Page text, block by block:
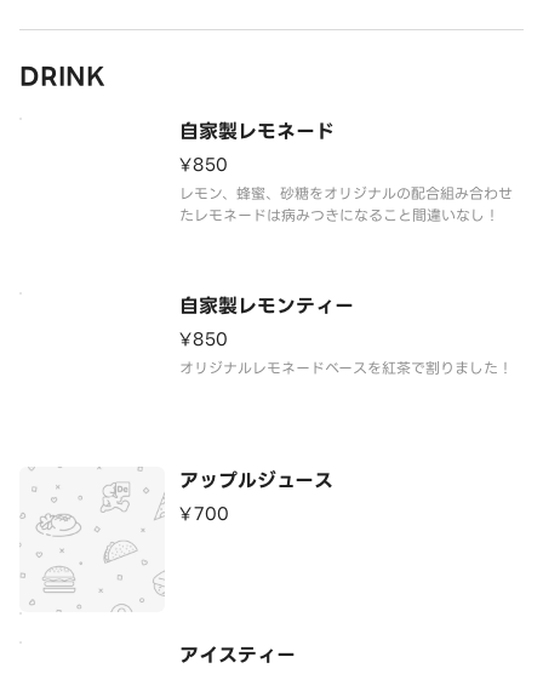
DRINK
自家製レモネード
¥850
レモン、蜂蜜、砂糖をオリジナルの配合組み合わせ
たレモネードは病みつきになること間違いなし！
自家製レモンティー
¥850
オリジナルレモネードベースを紅茶で割りました！
アップルジュース
¥700
アイスティー